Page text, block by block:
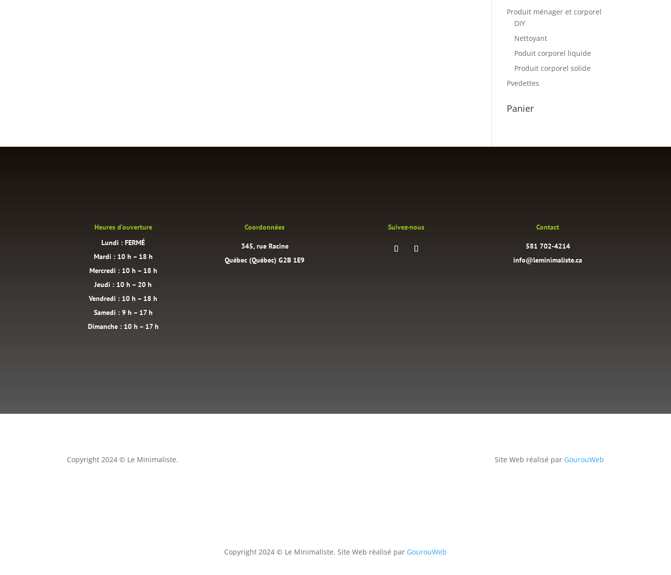
Produit ménager et corporel
DIY
Nettoyant
Poduit corporel liquide
Produit corporel solide
Pvedettes
Panier
Heures d’ouverture
Lundi : FERMÉ
Mardi : 10 h – 18 h
Mercredi : 10 h – 18 h
Jeudi : 10 h – 20 h
Vendredi : 10 h – 18 h
Samedi : 9 h – 17 h
Dimanche : 10 h – 17 h
Coordonnées
345, rue Racine
Québec (Québec) G2B 1E9
Suivez-nous Contact
581 702-4214
info@leminimaliste.ca
Copyright 2024 © Le Minimaliste. Site Web réalisé par GourouWeb
Copyright 2024 © Le Minimaliste. Site Web réalisé par GourouWeb